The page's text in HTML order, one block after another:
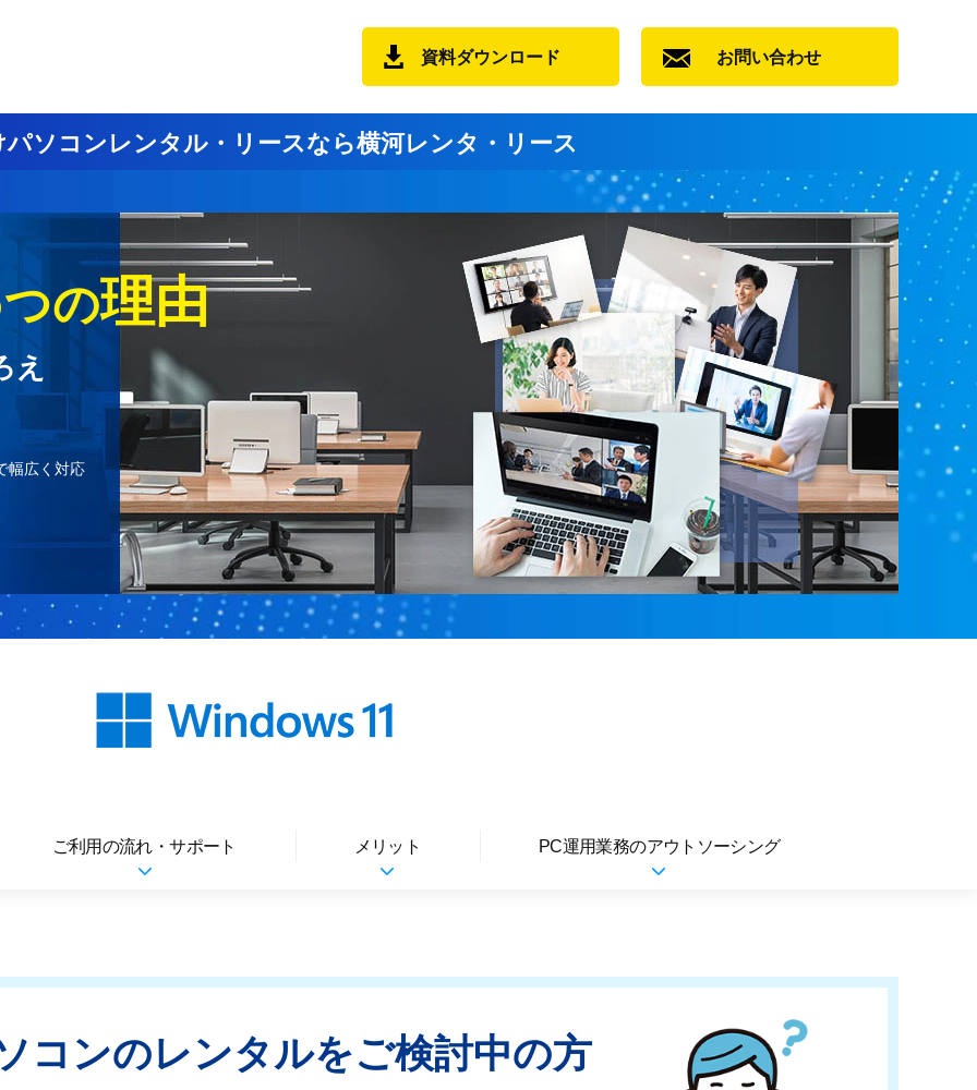
資料ダウンロード お問い合わせ
パソコンレンタル・リースなら横河レンタ・リース
つの理由
え
幅広く対応
ご利用の流れ・サポート メリット PC運用業務のアウトソーシング
コンのレンタルをご検討中の方